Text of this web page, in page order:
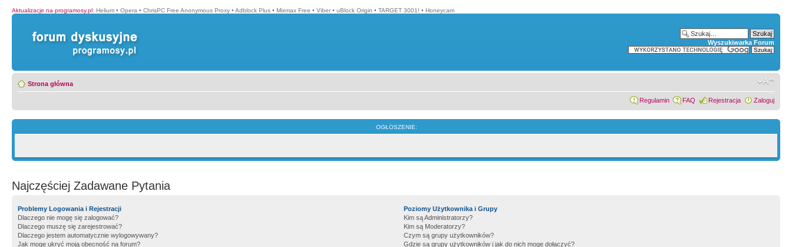
Aktualizacje na programosy.pl: Helium • Opera • ChrisPC Free Anonymous Proxy • Adblock Plus • Mixmax Free • Viber • uBlock Origin • TARGET 3001! • Honeycam
Wyszukiwarka Forum
Strona główna
Regulamin FAQ Rejestracja Zaloguj
OGŁOSZENIE:
Najczęściej Zadawane Pytania
Problemy Logowania i Rejestracji
Dlaczego nie mogę się zalogować?
Dlaczego muszę się zarejestrować?
Dlaczego jestem automatycznie wylogowywany?
Jak mogę ukryć moją obecność na forum?
Poziomy Użytkownika i Grupy
Kim są Administratorzy?
Kim są Moderatorzy?
Czym są grupy użytkowników?
Gdzie są grupy użytkowników i jak do nich mogę dołączyć?